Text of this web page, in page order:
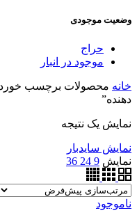
وضعیت موجودی
حراج
موجود در انبار
خانه محصولات برچسب خورده
دهنده”
نمایش یک نتیجه
نمایش سایدبار
نمایش 9
24
36
ناموجود